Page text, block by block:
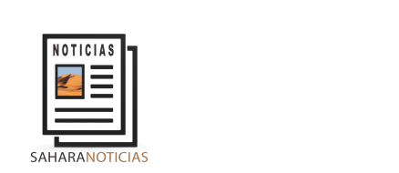
contenido